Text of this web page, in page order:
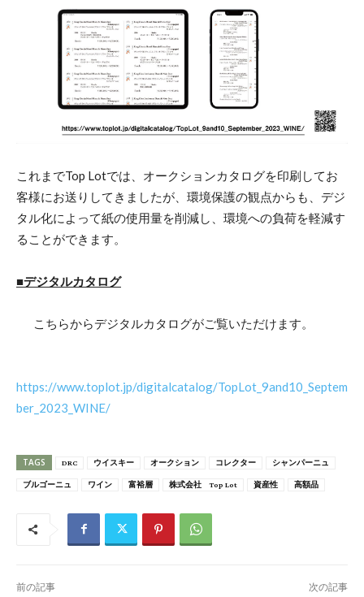
これまでTop Lotでは、オークションカタログを印刷してお
客様にお送りしてきましたが、環境保護の観点からも、デジ
タル化によって紙の使用量を削減し、環境への負荷を軽減す
ることができます。
■デジタルカタログ
こちらからデジタルカタログがご覧いただけます。
https://www.toplot.jp/digitalcatalog/TopLot_9and10_Septem
ber_2023_WINE/
TAGS DRC ウイスキー オークション コレクター シャンパーニュ
ブルゴーニュ ワイン 富裕層 株式会社 Top Lot 資産性 高額品
前の記事 次の記事